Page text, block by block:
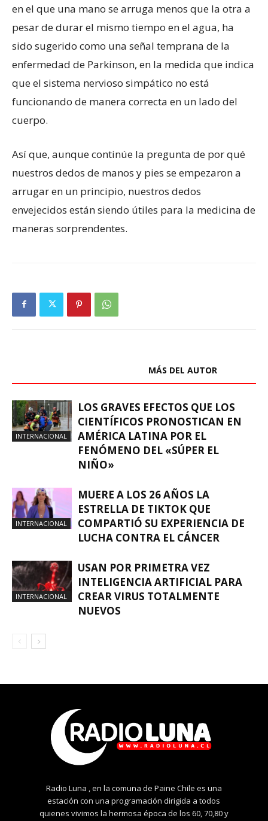
en el que una mano se arruga menos que la otra a
pesar de durar el mismo tiempo en el agua, ha
sido sugerido como una señal temprana de la
enfermedad de Parkinson, en la medida que indica
que el sistema nervioso simpático no está
funcionando de manera correcta en un lado del
cuerpo.
Así que, aunque continúe la pregunta de por qué
nuestros dedos de manos y pies se empezaron a
arrugar en un principio, nuestros dedos
envejecidos están siendo útiles para la medicina de
maneras sorprendentes.
MÁS DEL AUTOR
INTERNACIONAL
LOS GRAVES EFECTOS QUE LOS
CIENTÍFICOS PRONOSTICAN EN
AMÉRICA LATINA POR EL
FENÓMENO DEL «SÚPER EL
NIÑO»
INTERNACIONAL
MUERE A LOS 26 AÑOS LA
ESTRELLA DE TIKTOK QUE
COMPARTIÓ SU EXPERIENCIA DE
LUCHA CONTRA EL CÁNCER
INTERNACIONAL
USAN POR PRIMETRA VEZ
INTELIGENCIA ARTIFICIAL PARA
CREAR VIRUS TOTALMENTE
NUEVOS
Radio Luna , en la comuna de Paine Chile es una
estación con una programación dirigida a todos
quienes vivimos la hermosa época de los 60, 70,80 y